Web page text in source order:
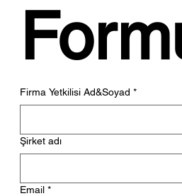
Firma Yetkilisi Ad&Soyad *
Şirket adı
Email *